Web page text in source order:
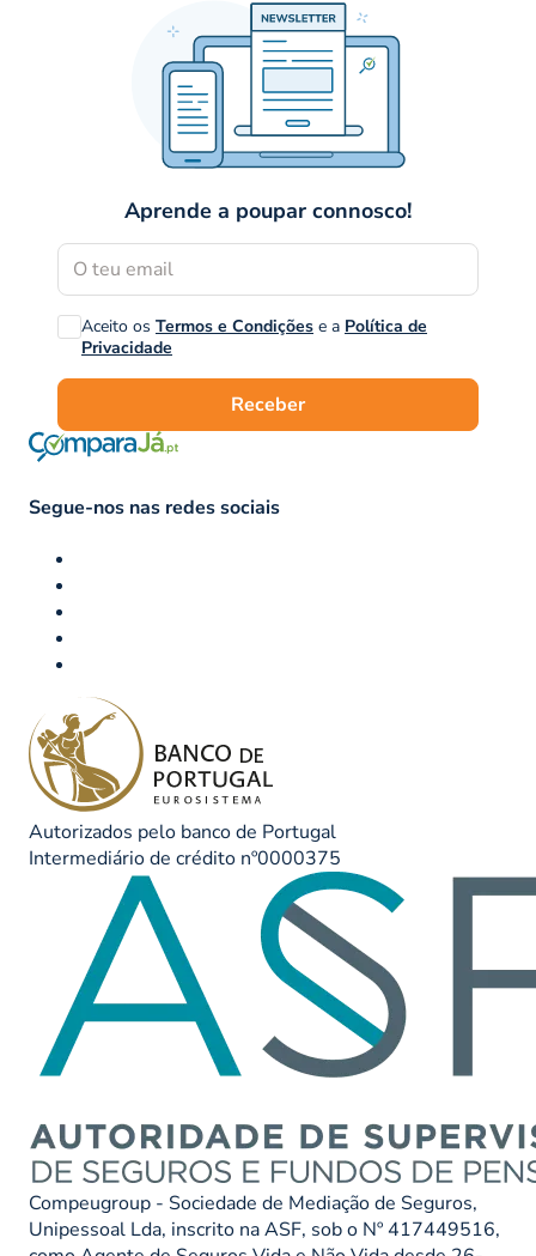
Aprende a poupar connosco!
Aceito os Termos e Condições e a Política de
Privacidade
Receber
Segue-nos nas redes sociais
Autorizados pelo banco de Portugal
Intermediário de crédito nº0000375
Compeugroup - Sociedade de Mediação de Seguros,
Unipessoal Lda, inscrito na ASF, sob o Nº 417449516,